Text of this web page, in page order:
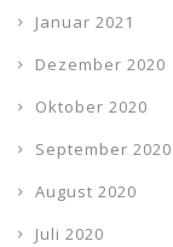
Januar 2021
Dezember 2020
Oktober 2020
September 2020
August 2020
Juli 2020